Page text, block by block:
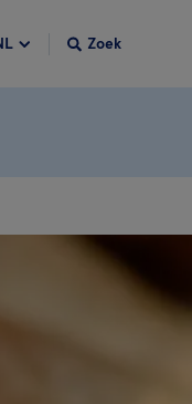
Zoek